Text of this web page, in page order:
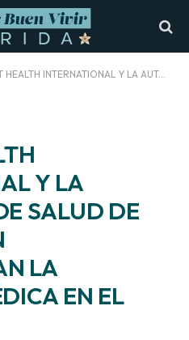
Y LA AUTORIDAD DE SALUD DE ISLAS CAIMÁN TRANSFORMAN LA ATENCIÓN MÉDICA EN EL CARIBE
Y LA
SALUD DE
LA
EN EL